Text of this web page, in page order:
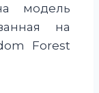
модель
на
Forest